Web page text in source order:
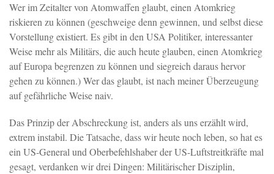
Wer im Zeitalter von Atomwaffen glaubt, einen Atomkrieg
riskieren zu können (geschweige denn gewinnen, und selbst diese
Vorstellung existiert. Es gibt in den USA Politiker, interessanter
Weise mehr als Militärs, die auch heute glauben, einen Atomkrieg
auf Europa begrenzen zu können und siegreich daraus hervor
gehen zu können.) Wer das glaubt, ist nach meiner Überzeugung
auf gefährliche Weise naiv.
Das Prinzip der Abschreckung ist, anders als uns erzählt wird,
extrem instabil. Die Tatsache, dass wir heute noch leben, so hat es
ein US-General und Oberbefehlshaber der US-Luftstreitkräfte mal
gesagt, verdanken wir drei Dingen: Militärischer Disziplin,